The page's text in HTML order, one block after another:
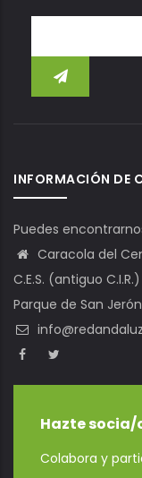
INFORMACIÓN DE
Puedes
Caracola del
C.E.S. (antiguo C.I.R.)
Parque de San
Hazte socia/
Colabora y